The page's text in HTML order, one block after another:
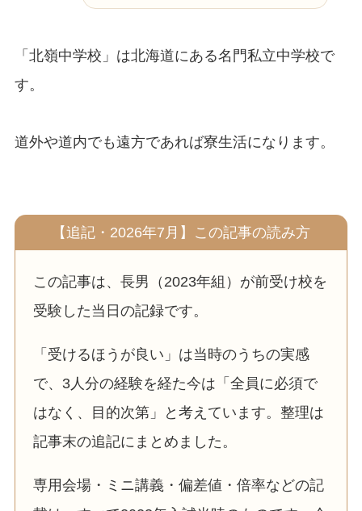
「北嶺中学校」は北海道にある名門私立中学校で
す。
道外や道内でも遠方であれば寮生活になります。
【追記・2026年7月】この記事の読み方
この記事は、長男（2023年組）が前受け校を
受験した当日の記録です。
「受けるほうが良い」は当時のうちの実感
で、3人分の経験を経た今は「全員に必須で
はなく、目的次第」と考えています。整理は
記事末の追記にまとめました。
専用会場・ミニ講義・偏差値・倍率などの記